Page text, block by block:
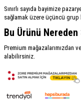
Sınırlı sayıda bayimize
sağlamak üzere üçüncü grup
Bu Ürünü
Premium mağazalarımızdan
alabilirsiniz.